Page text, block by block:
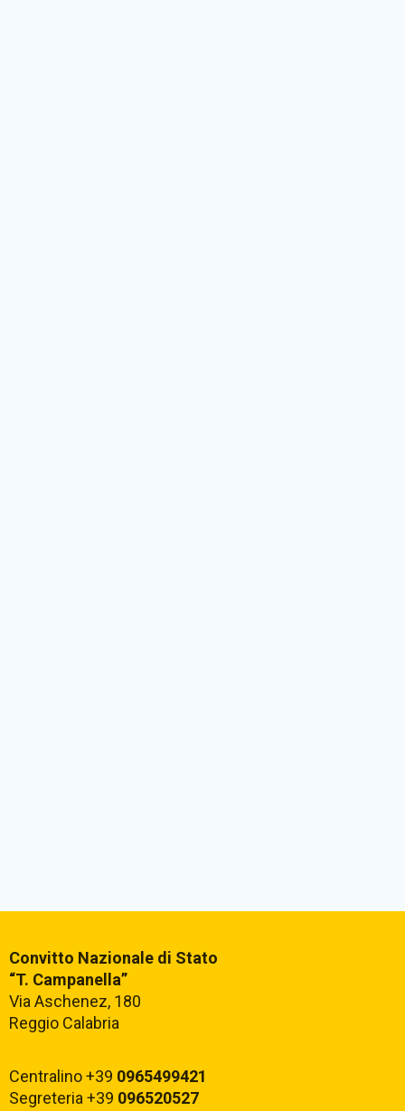
Convitto Nazionale di Stato
“T. Campanella”
Via Aschenez, 180
Reggio Calabria
Centralino +39 0965499421
Segreteria +39 096520527